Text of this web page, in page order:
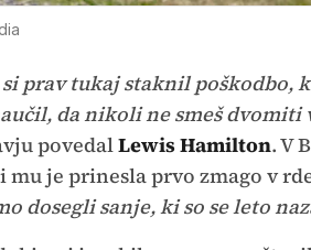
si prav tukaj staknil poškodbo,
da nikoli ne smeš
povedalLewis Hamilton. V
je prinesla prvo zmago v
dosegli sanje, ki so se leto